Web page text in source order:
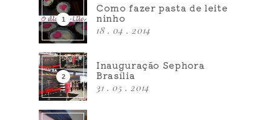
Como fazer pasta de leite
ninho
18 . 04 . 2014
Inauguração Sephora
Brasília
31 . 05 . 2014